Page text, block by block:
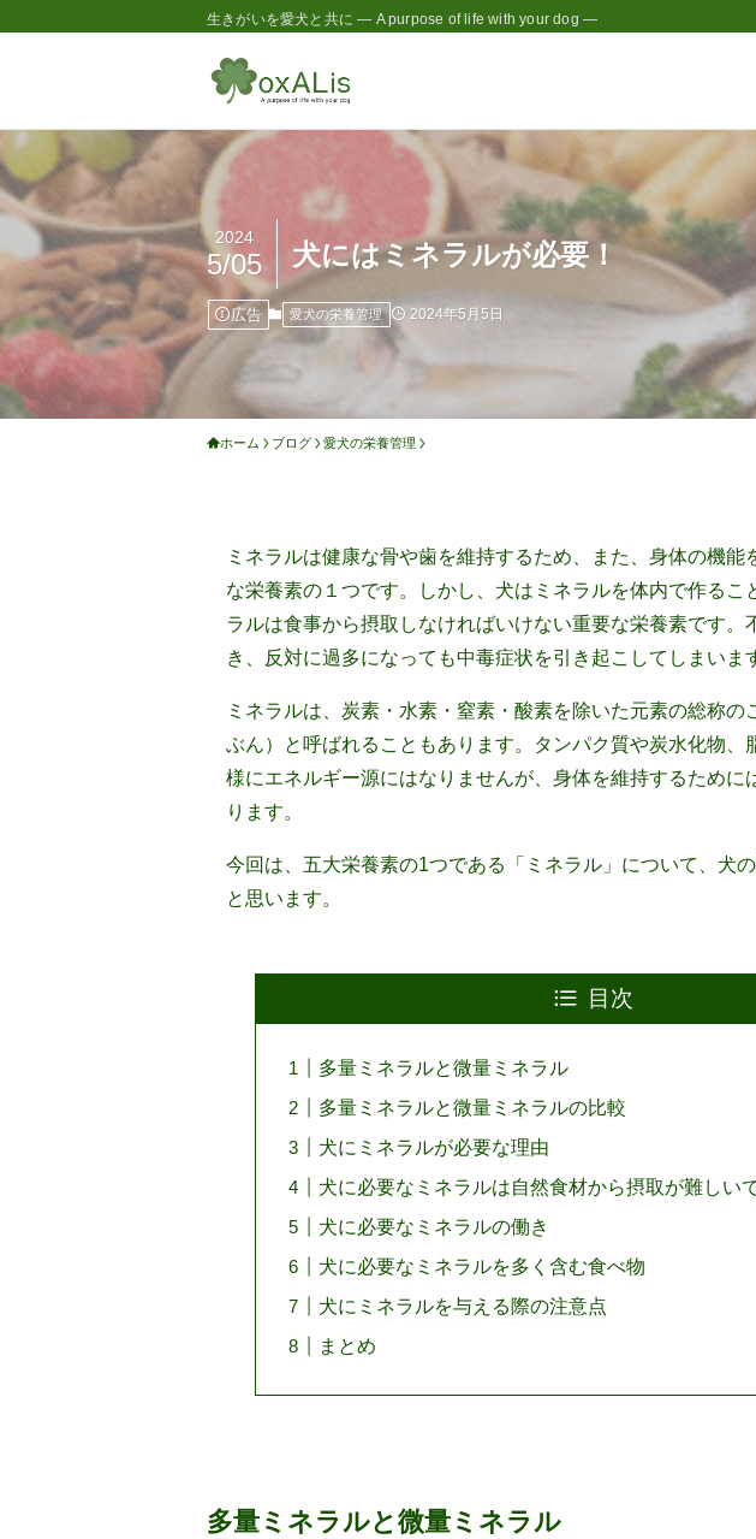
生きがいを愛犬と共に — A purpose of life with your dog —
犬にはミネラルが必要！
2024
5/05
広告 愛犬の栄養管理 2024年5月5日
ホーム ブログ 愛犬の栄養管理
ミネラルは健康な骨や歯を維持するため、また、身体の機能
な栄養素の１つです。しかし、犬はミネラルを体内で作るこ
ラルは食事から摂取しなければいけない重要な栄養素です。
き、反対に過多になっても中毒症状を引き起こしてしまいま
ミネラルは、炭素・水素・窒素・酸素を除いた元素の総称の
ぶん）と呼ばれることもあります。タンパク質や炭水化物、
様にエネルギー源にはなりませんが、身体を維持するために
ります。
今回は、五大栄養素の1つである「ミネラル」について、犬
と思います。
目次
多量ミネラルと微量ミネラル
多量ミネラルと微量ミネラルの比較
犬にミネラルが必要な理由
犬に必要なミネラルは自然食材から摂取が難しい
犬に必要なミネラルの働き
犬に必要なミネラルを多く含む食べ物
犬にミネラルを与える際の注意点
まとめ
多量ミネラルと微量ミネラル